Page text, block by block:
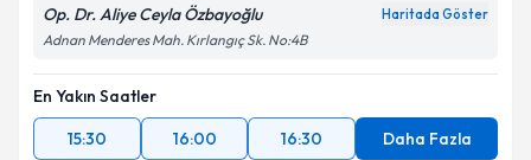
Op. Dr. Aliye Ceyla Özbayoğlu Haritada Göster
Adnan Menderes Mah. Kırlangıç Sk. No:4B
En Yakın Saatler
15:30
16:00 16:30 Daha Fazla